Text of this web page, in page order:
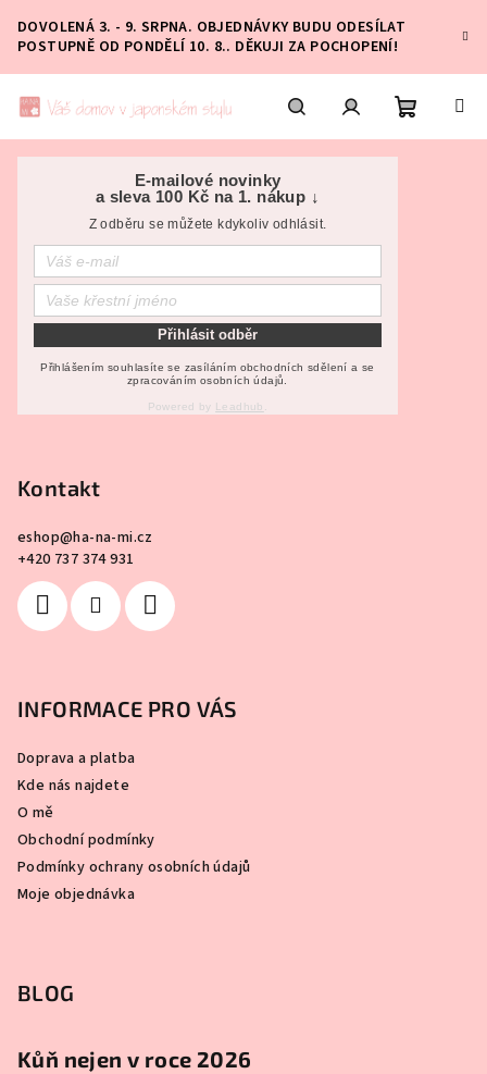
obsah
DOVOLENÁ 3. - 9. SRPNA. OBJEDNÁVKY BUDU ODESÍLAT
POSTUPNĚ OD PONDĚLÍ 10. 8.. DĚKUJI ZA POCHOPENÍ!
HledatPřihlášeníNákupní
E-mailové novinky
a sleva 100 Kč na 1. nákup ↓
Z odběru se můžete kdykoliv odhlásit.
Přihlásit odběr
Přihlášením souhlasíte se zasíláním obchodních sdělení a se
zpracováním osobních údajů.
Powered by Leadhub .
Kontakt
eshop@ha-na-mi.cz
+420 737 374 931
INFORMACE PRO VÁS
Doprava a platba
Kde nás najdete
O mě
Obchodní podmínky
Podmínky ochrany osobních údajů
Moje objednávka
BLOG
Kůň nejen v roce 2026